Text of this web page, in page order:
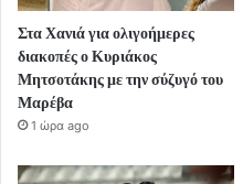
Στα Χανιά για ολιγοήμερες
διακοπές ο Κυριάκος
Μητσοτάκης με την σύζυγό του
Μαρέβα
1 ώρα ago